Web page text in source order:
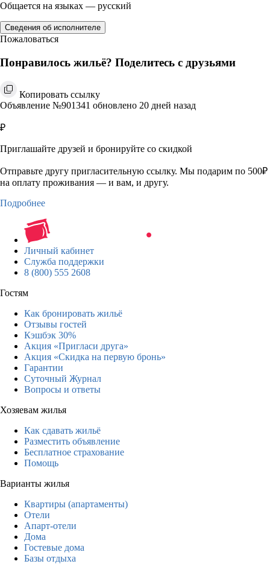
Общается на языках — русский
Сведения об исполнителе
Пожаловаться
Понравилось жильё? Поделитесь с друзьями
Копировать ссылку
Объявление №901341 обновлено 20 дней назад
₽
Приглашайте друзей и бронируйте со скидкой
Отправьте другу пригласительную ссылку. Мы подарим по 500₽
на оплату проживания — и вам, и другу.
Подробнее
Личный кабинет
Служба поддержки
8 (800) 555 2608
Гостям
Как бронировать жильё
Отзывы гостей
Кэшбэк 30%
Акция «Пригласи друга»
Акция «Скидка на первую бронь»
Гарантии
Суточный Журнал
Вопросы и ответы
Хозяевам жилья
Как сдавать жильё
Разместить объявление
Бесплатное страхование
Помощь
Варианты жилья
Квартиры (апартаменты)
Отели
Апарт-отели
Дома
Гостевые дома
Базы отдыха